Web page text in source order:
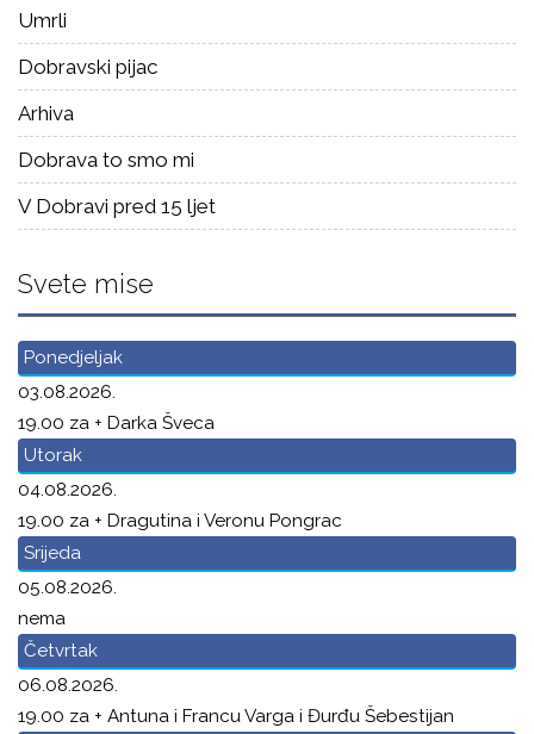
Umrli
Dobravski pijac
Arhiva
Dobrava to smo mi
V Dobravi pred 15 ljet
Svete mise
Ponedjeljak
03.08.2026.
19.00 za + Darka Šveca
Utorak
04.08.2026.
19.00 za + Dragutina i Veronu Pongrac
Srijeda
05.08.2026.
nema
Četvrtak
06.08.2026.
19.00 za + Antuna i Francu Varga i Đurđu Šebestijan